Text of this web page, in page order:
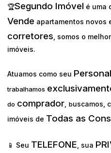
🏆Segundo Imóvel é uma
Vende apartamentos novos
corretores , somos o melhor
imóveis.
Atuamos como seu
trabalhamos
do comprador, buscamos,
imóveis de Todas as
📱 Seu TELEFONE , sua